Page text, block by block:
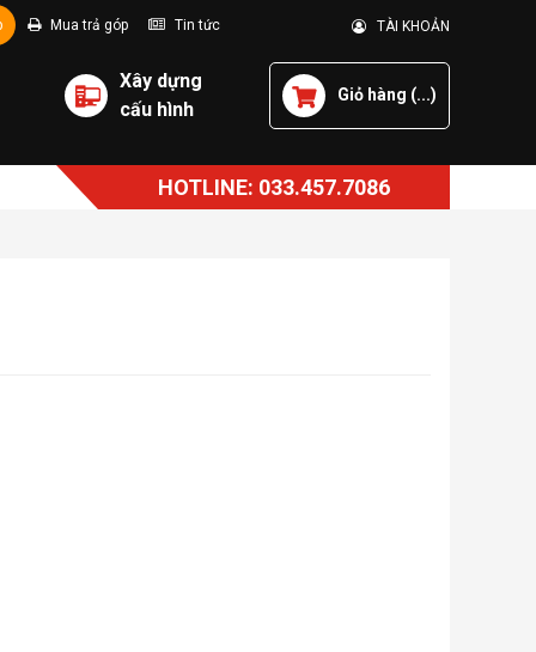
Mua trả góp Tin tức TÀI KHOẢN
Xây dựng
cấu hình
Giỏ hàng (...)
HOTLINE: 033.457.7086